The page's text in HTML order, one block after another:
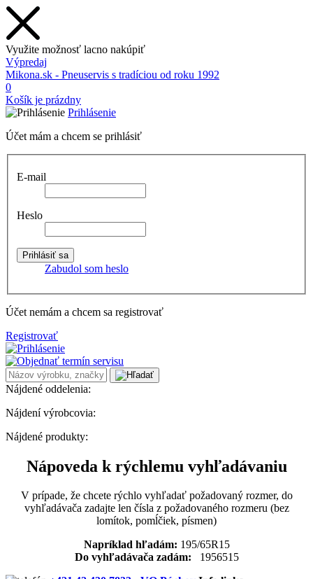
Využite možnosť lacno nakúpiť
Výpredaj
Mikona.sk - Pneuservis s tradíciou od roku 1992
0
Košík je prázdny
Prihlásenie
Účet mám a chcem se prihlásiť
E-mail
Heslo
Zabudol som heslo
Účet nemám a chcem sa registrovať
Registrovať
Nájdené oddelenia:
Nájdení výrobcovia:
Nájdené produkty:
Nápoveda k rýchlemu vyhľadávaniu
V prípade, že chcete rýchlo vyhľadať požadovaný rozmer, do
vyhľadávača zadajte len čísla z požadovaného rozmeru (bez
lomítok, pomĺčiek, písmen)
Napríklad hľadám: 195/65R15
Do vyhľadávača zadám: 1956515